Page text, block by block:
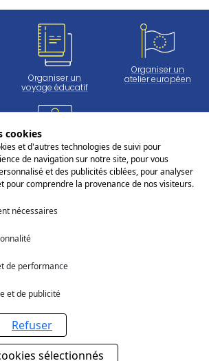
Organiser un
voyage éducatif
Organiser un
atelier européen
Travailler
au CERS
sur les réseaux sociaux
Robert Schuman
cookies
et d'autres technologies de suivi pour
de navigation sur notre site, pour vous
et des publicités ciblées, pour analyser
pour comprendre la provenance de nos visiteurs.
nécessaires
de performance
et de publicité
Refuser